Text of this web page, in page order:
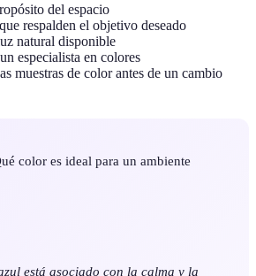
del espacio
respalden el objetivo deseado
natural disponible
especialista en colores
muestras de color antes de un cambio
color es ideal para un ambiente
está asociado con la calma y la